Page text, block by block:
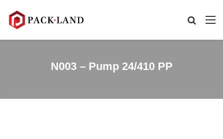
N003 – Pump 24/410 PP